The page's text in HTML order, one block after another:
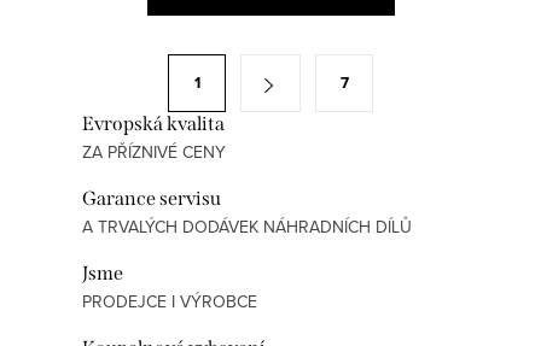
1
7
Evropská kvalita
ZA PŘÍZNIVÉ CENY
Garance servisu
A TRVALÝCH DODÁVEK NÁHRADNÍCH DÍLŮ
Jsme
PRODEJCE I VÝROBCE